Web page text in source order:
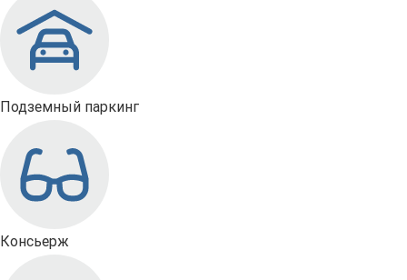
Подземный паркинг
Консьерж